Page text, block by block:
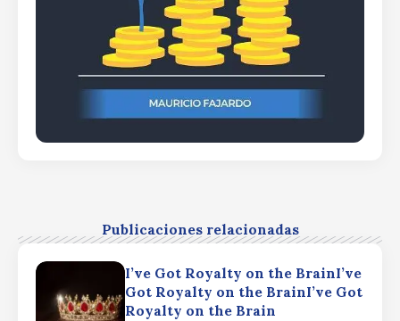
Publicaciones relacionadas
I’ve Got Royalty on the BrainI’ve
Got Royalty on the BrainI’ve Got
Royalty on the Brain